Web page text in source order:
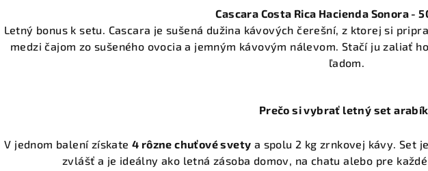
Cascara Costa Rica Hacienda Sonora -
Letný bonus k setu. Cascara je sušená dužina kávových čerešní, z ktorej si
medzi čajom zo sušeného ovocia a jemným kávovým nálevom. Stačí ju zaliať
ľadom.
Prečo si vybrať letný set
V jednom balení získate 4 rôzne chuťové svety a spolu 2 kg zrnkovej kávy. Set
zvlášť a je ideálny ako letná zásoba domov, na chatu alebo pre